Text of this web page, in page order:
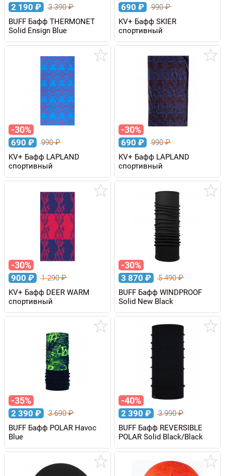
2 190 ₽ 3 390₽
BUFF Бафф THERMONET
Solid Ensign Blue
690 ₽ 990₽
KV+ Бафф SKIER
спортивный
-30%
690 ₽ 990₽
KV+ Бафф LAPLAND
спортивный
-30%
690 ₽ 990₽
KV+ Бафф LAPLAND
спортивный
-30%
900 ₽ 1 290₽
KV+ Бафф DEER WARM
спортивный
-30%
3 870 ₽ 5 490₽
BUFF Бафф WINDPROOF
Solid New Black
-35%
2 390 ₽ 3 690₽
BUFF Бафф POLAR Havoc
Blue
-40%
2 390 ₽ 3 990₽
BUFF Бафф REVERSIBLE
POLAR Solid Black/Black